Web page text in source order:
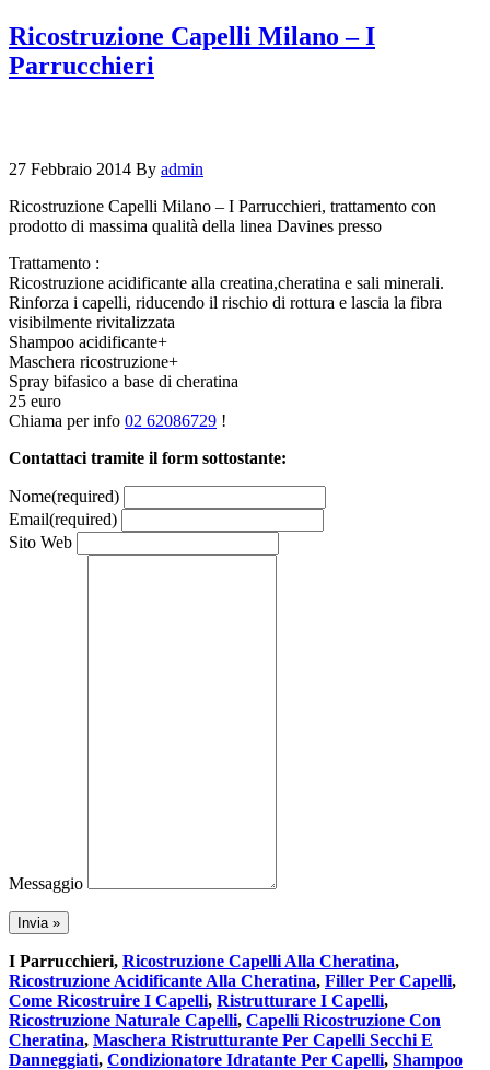
Ricostruzione Capelli Milano – I
Parrucchieri
27 Febbraio 2014 By admin
Ricostruzione Capelli Milano – I Parrucchieri, trattamento con
prodotto di massima qualità della linea Davines presso
Trattamento :
Ricostruzione acidificante alla creatina,cheratina e sali minerali.
Rinforza i capelli, riducendo il rischio di rottura e lascia la fibra
visibilmente rivitalizzata
Shampoo acidificante+
Maschera ricostruzione+
Spray bifasico a base di cheratina
25 euro
Chiama per info 02 62086729 !
Contattaci tramite il form sottostante:
Nome(required)
Email(required)
Sito Web
Messaggio
I Parrucchieri, Ricostruzione Capelli Alla Cheratina,
Ricostruzione Acidificante Alla Cheratina, Filler Per Capelli,
Come Ricostruire I Capelli, Ristrutturare I Capelli,
Ricostruzione Naturale Capelli, Capelli Ricostruzione Con
Cheratina, Maschera Ristrutturante Per Capelli Secchi E
Danneggiati, Condizionatore Idratante Per Capelli, Shampoo